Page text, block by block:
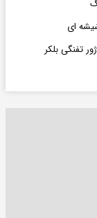
ای
تفنگی بلکر